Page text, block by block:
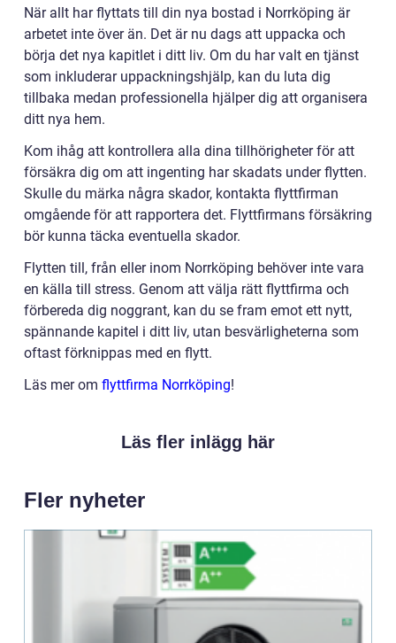
När allt har flyttats till din nya bostad i Norrköping är
arbetet inte över än. Det är nu dags att uppacka och
börja det nya kapitlet i ditt liv. Om du har valt en tjänst
som inkluderar uppackningshjälp, kan du luta dig
tillbaka medan professionella hjälper dig att organisera
ditt nya hem.
Kom ihåg att kontrollera alla dina tillhörigheter för att
försäkra dig om att ingenting har skadats under flytten.
Skulle du märka några skador, kontakta flyttfirman
omgående för att rapportera det. Flyttfirmans försäkring
bör kunna täcka eventuella skador.
Flytten till, från eller inom Norrköping behöver inte vara
en källa till stress. Genom att välja rätt flyttfirma och
förbereda dig noggrant, kan du se fram emot ett nytt,
spännande kapitel i ditt liv, utan besvärligheterna som
oftast förknippas med en flytt.
Läs mer om flyttfirma Norrköping!
Läs fler inlägg här
Fler nyheter